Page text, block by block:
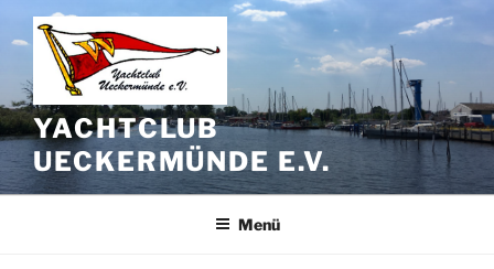
Zum
Inhalt
springen
YACHTCLUB
UECKERMÜNDE E.V.
Menü